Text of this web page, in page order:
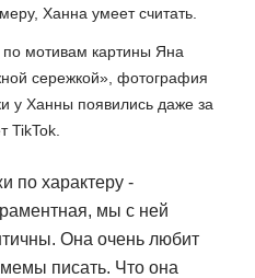
Ханна умеет считать.
мотивам картины Яна
сережкой», фотография
у Ханны появились даже за
TikTok.
по характеру -
мы с ней
Она очень любит
писать. Что она